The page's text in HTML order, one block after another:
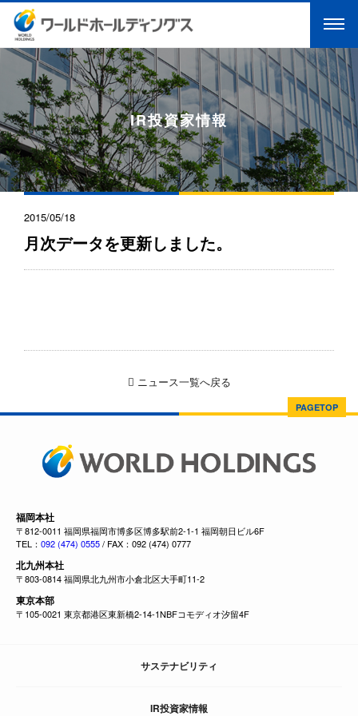
IR投資家情報
2015/05/18
月次データを更新しました。
ニュース一覧へ戻る
PAGETOP
福岡本社
〒812-0011 福岡県福岡市博多区博多駅前2-1-1 福岡朝日ビル6F
TEL： 092 (474) 0555/ FAX：092 (474) 0777
北九州本社
〒803-0814 福岡県北九州市小倉北区大手町11-2
東京本部
〒105-0021 東京都港区東新橋2-14-1NBFコモディオ汐留4F
サステナビリティ
IR投資家情報